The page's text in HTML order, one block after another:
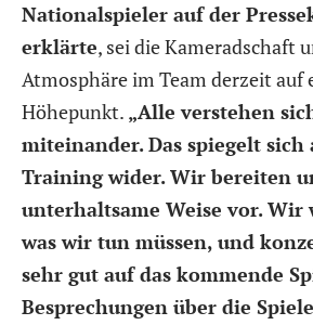
Nationalspieler auf der
erklärte, sei die Kameradschaft
Atmosphäre im Team derzeit auf
Höhepunkt. „Alle verstehen
miteinander. Das spiegelt sich
Training wider. Wir bereiten
unterhaltsame Weise vor. Wir
was wir tun müssen, und
sehr gut auf das kommende
Besprechungen über die